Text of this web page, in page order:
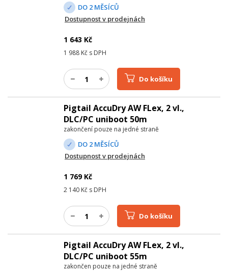
DO 2 MĚSÍCŮ
Dostupnost v prodejnách
1 643 Kč
1 988 Kč s DPH
Do košíku
Pigtail AccuDry AW FLex, 2 vl.,
DLC/PC uniboot 50m
zakončení pouze na jedné straně
DO 2 MĚSÍCŮ
Dostupnost v prodejnách
1 769Kč
2 140 Kč s DPH
Do košíku
Pigtail AccuDry AW FLex, 2 vl.,
DLC/PC uniboot 55m
zakončen pouze na jedné straně